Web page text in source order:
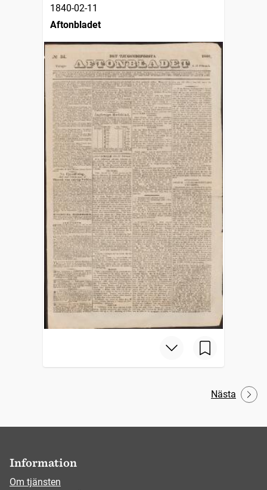
1840-02-11
Aftonbladet
Nästa
Information
Om tjänsten